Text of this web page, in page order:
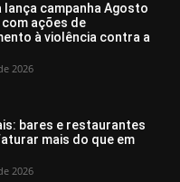
lança campanha Agosto
com ações de
à violência contra a
2026
bares e restaurantes
mais do que em
2026